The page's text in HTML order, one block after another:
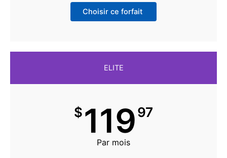
Choisir ce forfait
ELITE
$11997
Par mois